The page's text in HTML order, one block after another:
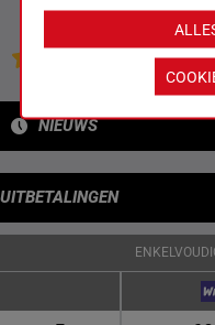
Jouw favoriete paarden
NIEUWS
UITBETALINGEN